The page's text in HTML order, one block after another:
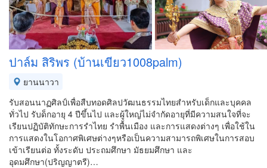
ปาล์ม สิริพร (บ้านเขียว1008palm)
ยานนาวา
รับสอนนาฏศิลป์เพื่อสืบทอดศิลปวัฒนธรรมไทยสำหรับเด็กและบุคคล
ทั่วไป รับด็กอายุ 4 ปีขึ้นไป และผู้ใหญ่ไม่จำกัดอายุที่มีความสนใจที่จะ
เรียนปฏิบัติทักษะการรำไทย รำพื้นเมือง และการแสดงต่างๆ เพื่อใช้ใน
การแสดงในโอกาศพิเศษต่างๆหรือเป็นความสามารถพิเศษในการสอบ
เข้าเรียนต่อ ทั้งระดับ ประถมศึกษา มัธยมศึกษา และ
อุดมศึกษา(ปริญญาตรี)…